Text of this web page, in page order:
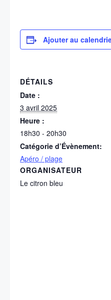
Ajouter au
DÉTAILS
Date :
3 avril 2025
Heure :
18h30 - 20h30
Catégorie d’Évènement:
Apéro / plage
ORGANISATEUR
Le citron bleu